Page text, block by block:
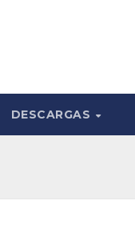
DESCARGAS